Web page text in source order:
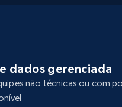
dados gerenciada
não técnicas ou com